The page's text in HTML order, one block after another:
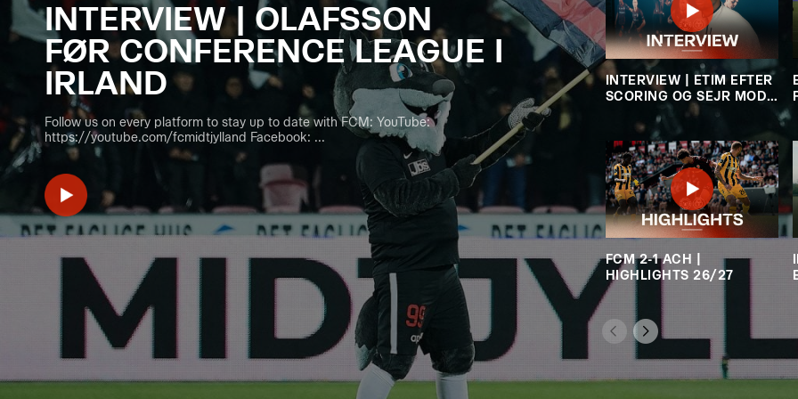
INTERVIEW | OLAFSSON
FØR CONFERENCE LEAGUE I
IRLAND
Follow us on every platform to stay up to date with FCM: YouTube:
https://youtube.com/fcmidtjylland Facebook: ...
INTERVIEW | ETIM EFTER
SCORING OG SEJR MOD
HORSENS
FCM 2-1 ACH |
HIGHLIGHTS 26/27